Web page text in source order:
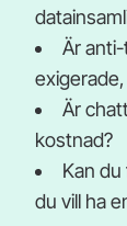
Är
Är
kostnad?
Kan
du vill ha